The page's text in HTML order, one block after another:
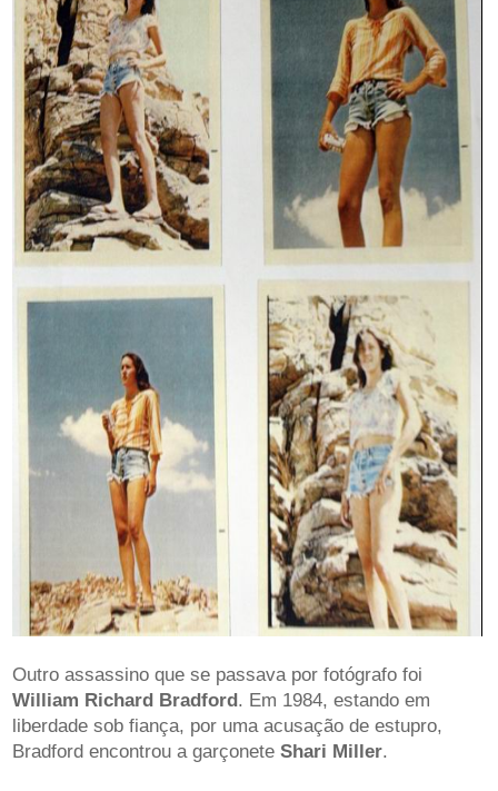
Outro assassino que se passava por fotógrafo foi
William Richard Bradford . Em 1984, estando em
liberdade sob fiança, por uma acusação de estupro,
Bradford encontrou a garçonete Shari Miller.